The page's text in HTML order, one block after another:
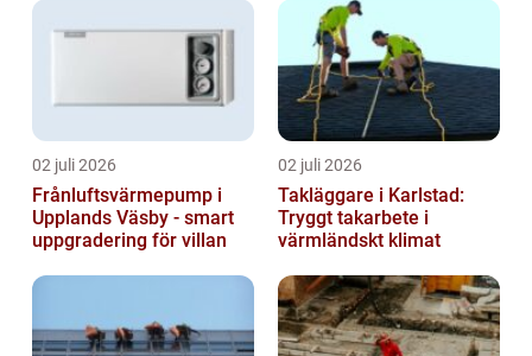
02 juli 2026
Frånluftsvärmepump i
Upplands Väsby - smart
uppgradering för villan
02 juli 2026
Takläggare i Karlstad:
Tryggt takarbete i
värmländskt klimat